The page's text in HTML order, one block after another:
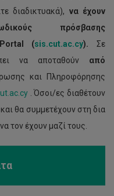
διαδικτυακά), να έχουν
πρόσβασης
Portal (sis.cut.ac.cy). Σε
να αποταθούν από
και Πληροφόρησης
. Όσοι/ες διαθέτουν
θα συμμετέχουν στη δια
τον έχουν μαζί τους.